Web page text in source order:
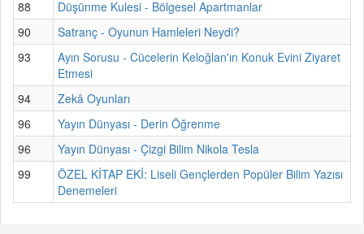
88
Düşünme Kulesi - Bölgesel Apartmanlar
90
Satranç - Oyunun Hamleleri Neydi?
93
Ayın Sorusu - Cücelerin Keloğlan'ın Konuk Evini Ziyaret
Etmesi
94
Zekâ Oyunları
96
Yayın Dünyası - Derin Öğrenme
96
Yayın Dünyası - Çizgi Bilim Nikola Tesla
99
ÖZEL KİTAP EKİ: Liseli Gençlerden Popüler Bilim Yazısı
Denemeleri